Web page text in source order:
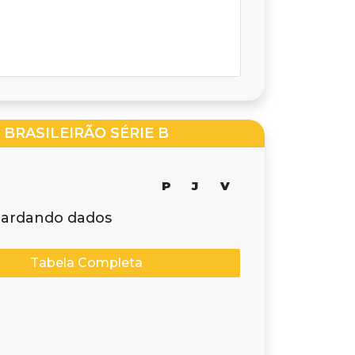
BRASILEIRÃO SÉRIE B
P J V
dados
Tabela Completa